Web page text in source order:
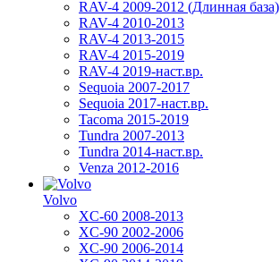
RAV-4 2009-2012 (Длинная база)
RAV-4 2010-2013
RAV-4 2013-2015
RAV-4 2015-2019
RAV-4 2019-наст.вр.
Sequoia 2007-2017
Sequoia 2017-наст.вр.
Tacoma 2015-2019
Tundra 2007-2013
Tundra 2014-наст.вр.
Venza 2012-2016
Volvo
XC-60 2008-2013
XC-90 2002-2006
XC-90 2006-2014